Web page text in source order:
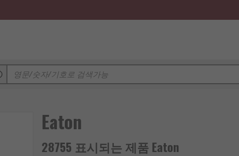
Eaton
28755 표시되는 제품 Eaton